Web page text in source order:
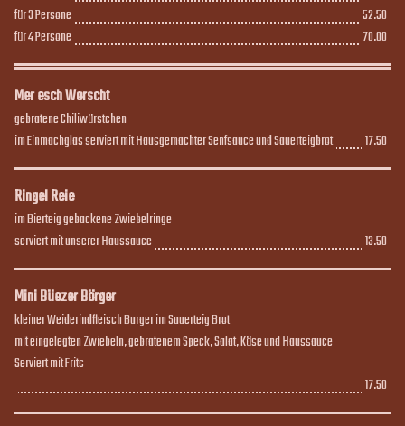
für 3 Persone
52.50
für 4 Persone
70.00
Mer esch Worscht
gebratene Chiliwürstchen
im Einmachglas serviert mit Hausgemachter Senfsauce und Sauerteigbrot
17.50
Ringel Reie
im Bierteig gebackene Zwiebelringe
serviert mit unserer Haussauce
13.50
Mini Büezer Börger
kleiner Weiderindfleisch Burger im Sauerteig Brot
mit eingelegten Zwiebeln, gebratenem Speck, Salat, Käse und Haussauce
Serviert mit Frits
17.50